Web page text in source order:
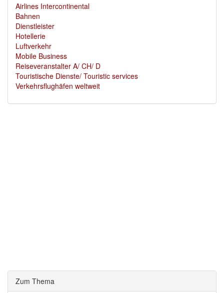
Airlines Intercontinental
Bahnen
Dienstleister
Hotellerie
Luftverkehr
Mobile Business
Reiseveranstalter A/ CH/ D
Touristische Dienste/ Touristic services
Verkehrsflughäfen weltweit
Zum Thema